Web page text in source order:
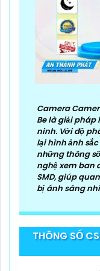
Camera
Be là giải pháp
ninh. Với độ
lại hình ảnh
những thông
nghệ xem ban
SMD, giúp
bị ánh sáng
THÔNG SỐ